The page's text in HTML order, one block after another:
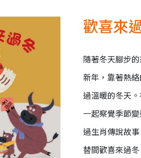
歡喜來
隨著冬天腳步
新年，靠著熱
過溫暖的冬天
一起察覺季節
過生肖傳說故
替間歡喜來過